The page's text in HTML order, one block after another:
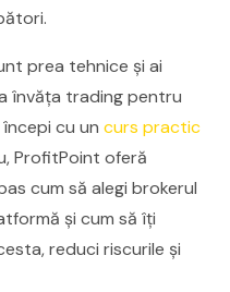
prea tehnice și ai
învăța trading pentru
cu uncurs practic
ProfitPoint oferă
cum să alegi brokerul
și cum să îți
reduci riscurile și